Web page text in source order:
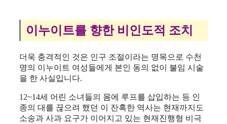
이누이트를 향한 비인도적 조치
더욱 충격적인 것은 인구 조절이라는 명목으로 수천
명의 이누이트 여성들에게 본인 동의 없이 불임 시술
을 한 사실입니다.
12~14세 어린 소녀들의 몸에 루프를 삽입하는 등 인
종의 대를 끊으려 했던 이 잔혹한 역사는 현재까지도
소송과 사과 요구가 이어지고 있는 현재진행형 비극